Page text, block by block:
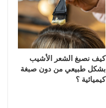
كيف نصبغ الشعر الأشيب
بشكل طبيعي من دون صبغة
كيميائية ؟